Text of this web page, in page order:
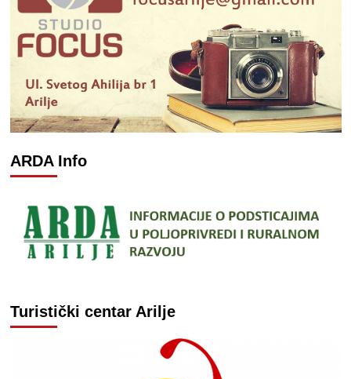
ARDA Info
Turistički centar Arilje